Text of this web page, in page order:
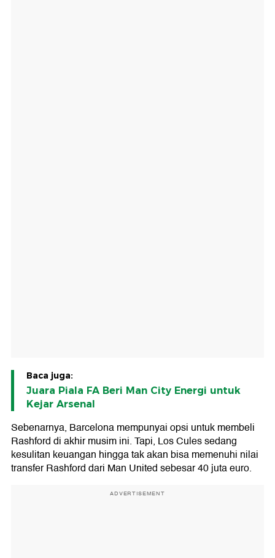
Baca juga:
Juara Piala FA Beri Man City Energi untuk
Kejar Arsenal
Sebenarnya, Barcelona mempunyai opsi untuk membeli
Rashford di akhir musim ini. Tapi, Los Cules sedang
kesulitan keuangan hingga tak akan bisa memenuhi nilai
transfer Rashford dari Man United sebesar 40 juta euro.
ADVERTISEMENT